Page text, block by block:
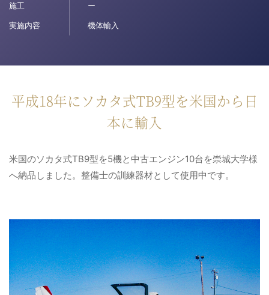
English
施工 ー
実施内容 機体輸入
平成18年にソカタ式TB9型を米国から日
本に輸入
米国のソカタ式TB9型を5機と中古エンジン10台を崇城大学様
へ納品しました。整備士の訓練器材として使用中です。